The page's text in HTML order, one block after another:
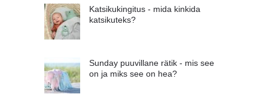
Katsikukingitus - mida kinkida
katsikuteks?
Sunday puuvillane rätik - mis see
on ja miks see on hea?